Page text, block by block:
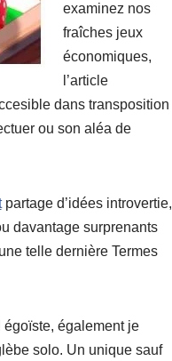
examinez nos
fraîches jeux
économiques,
l’article
dans transposition
ou son aléa de
partage d’idées introvertie,
davantage surprenants
telle dernière Termes
égoïste, également je
solo. Un unique sauf